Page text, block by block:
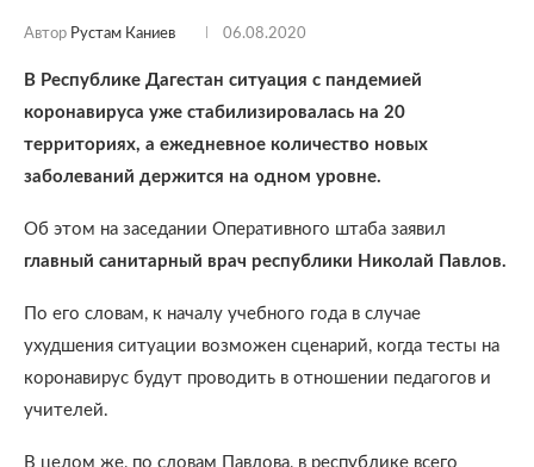
Автор Рустам Каниев 06.08.2020
В Республике Дагестан ситуация с пандемией
коронавируса уже стабилизировалась на 20
территориях, а ежедневное количество новых
заболеваний держится на одном уровне.
Об этом на заседании Оперативного штаба заявил
главный санитарный врач республики Николай Павлов.
По его словам, к началу учебного года в случае
ухудшения ситуации возможен сценарий, когда тесты на
коронавирус будут проводить в отношении педагогов и
учителей.
В целом же, по словам Павлова, в республике всего